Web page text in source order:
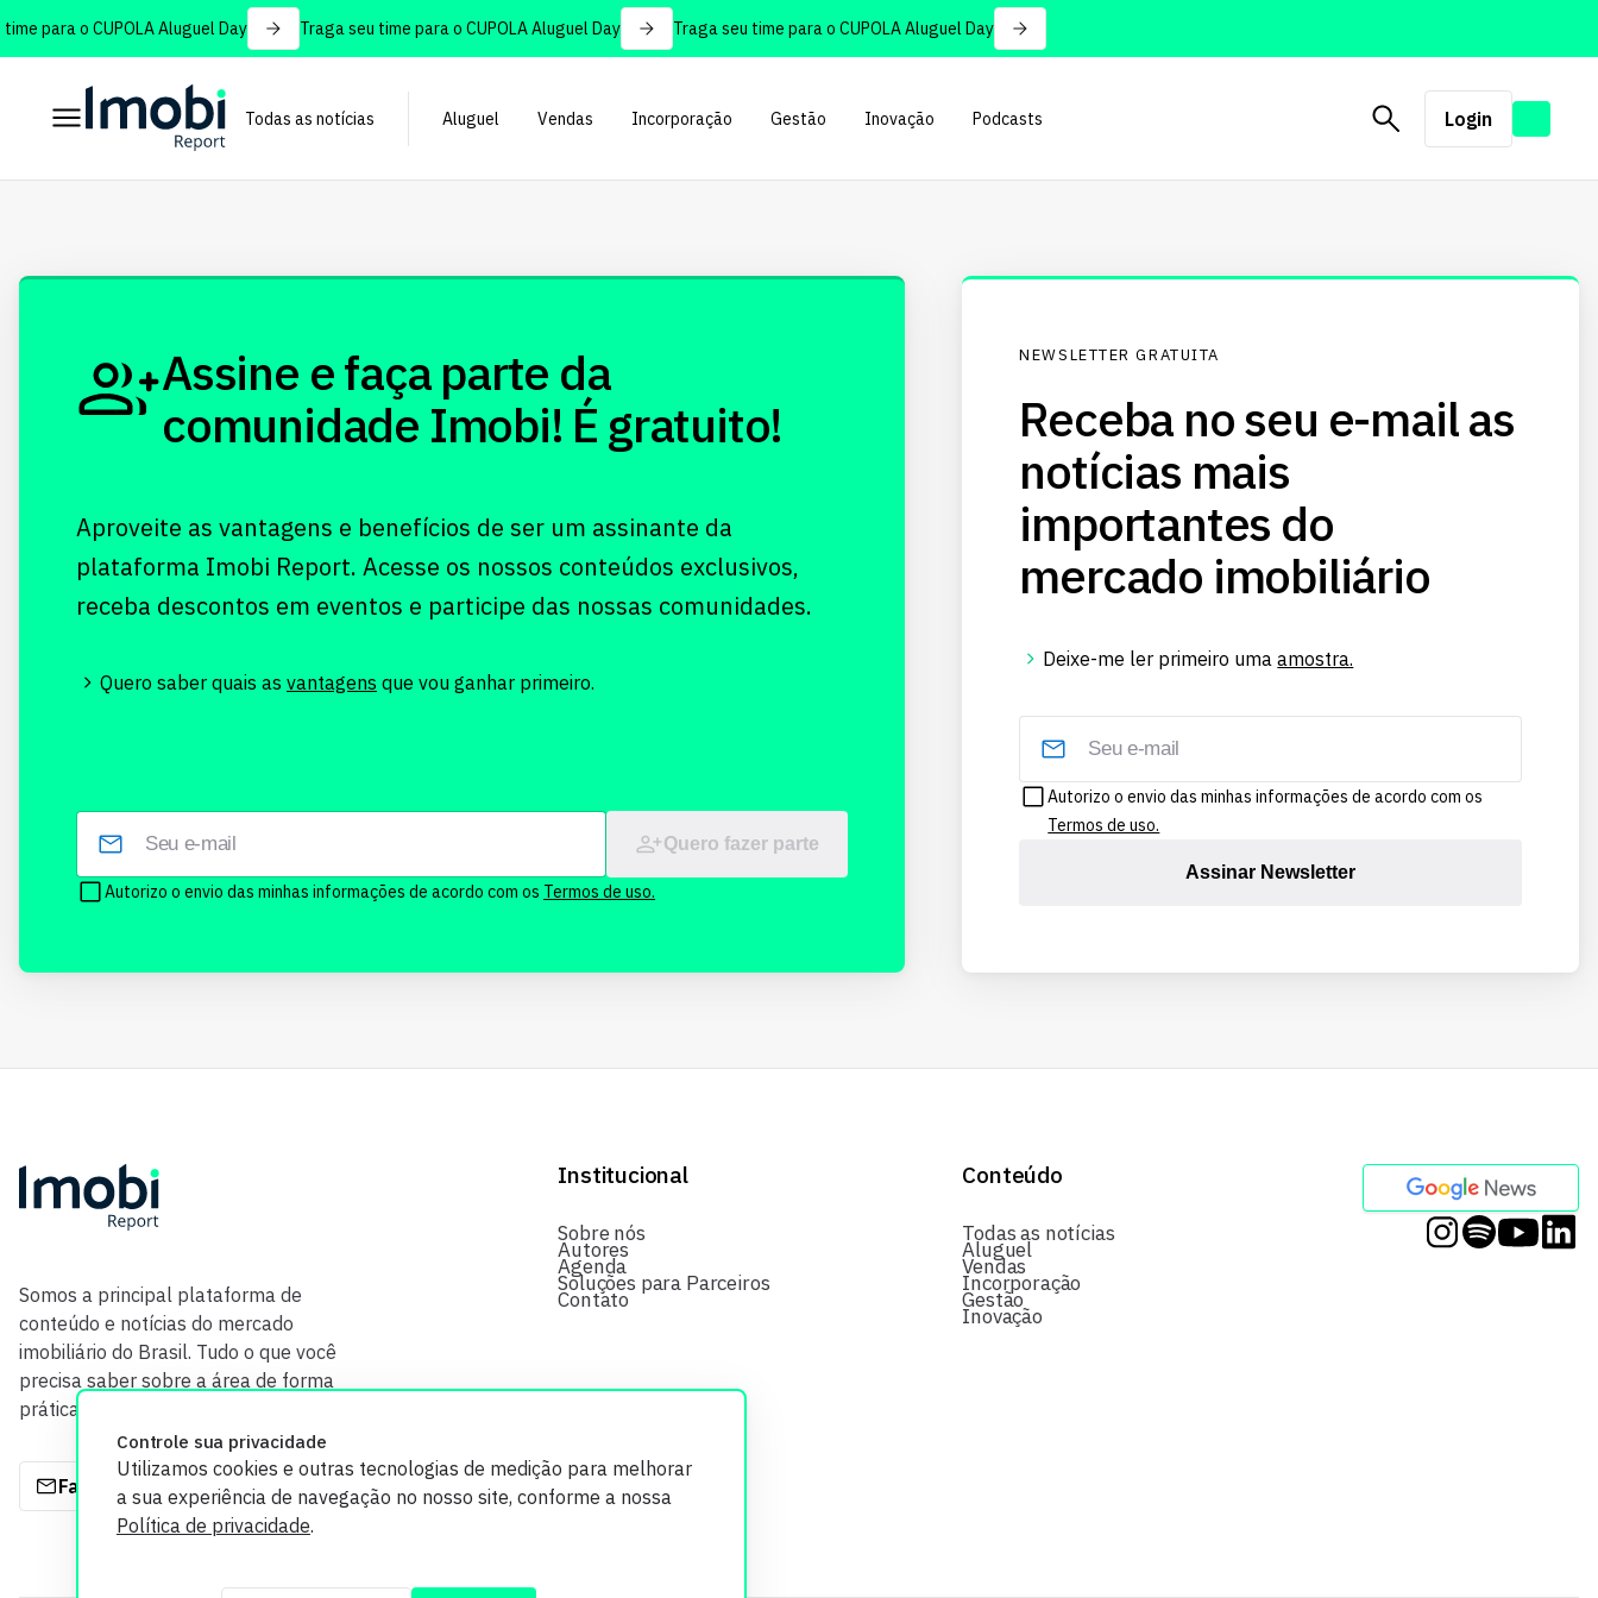
para o CUPOLA Aluguel Day Traga seu time para o CUPOLA Aluguel Day Traga seu time para o CUPOLA Aluguel Day
Todas as notícias Aluguel Vendas Incorporação Gestão Inovação Podcasts Login
Controle sua privacidade
Utilizamos cookies e outras tecnologias de medição para melhorar
a sua experiência de navegação no nosso site, conforme a nossa
Política de privacidade.
Assine e faça parte da
comunidade Imobi! É gratuito!
Aproveite as vantagens e benefícios de ser um assinante da
plataforma Imobi Report. Acesse os nossos conteúdos exclusivos,
receba descontos em eventos e participe das nossas comunidades.
Quero saber quais as vantagens que vou ganhar primeiro.
Quero fazer parte
Autorizo o envio das minhas informações de acordo com os Termos de uso.
NEWSLETTER GRATUITA
Receba no seu e-mail as
notícias mais
importantes do
mercado imobiliário
Deixe-me ler primeiro umaamostra.
Autorizo o envio das minhas informações de acordo com os
Termos de uso.
Assinar Newsletter
Somos a principal plataforma de
conteúdo e notícias do mercado
imobiliário do Brasil. Tudo o que você
precisa saber sobre a área de forma
prática e com credibilidade.
Fale com a gente
Institucional
Sobre nós
Autores
Agenda
Soluções para Parceiros
Contato
Conteúdo
Todas as notícias
Aluguel
Vendas
Incorporação
Gestão
Inovação